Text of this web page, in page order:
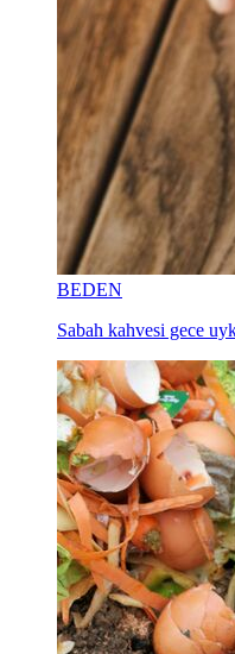
BEDEN
Sabah kahvesi gece